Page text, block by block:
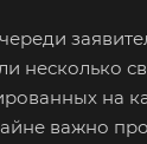
несколько
на
важно